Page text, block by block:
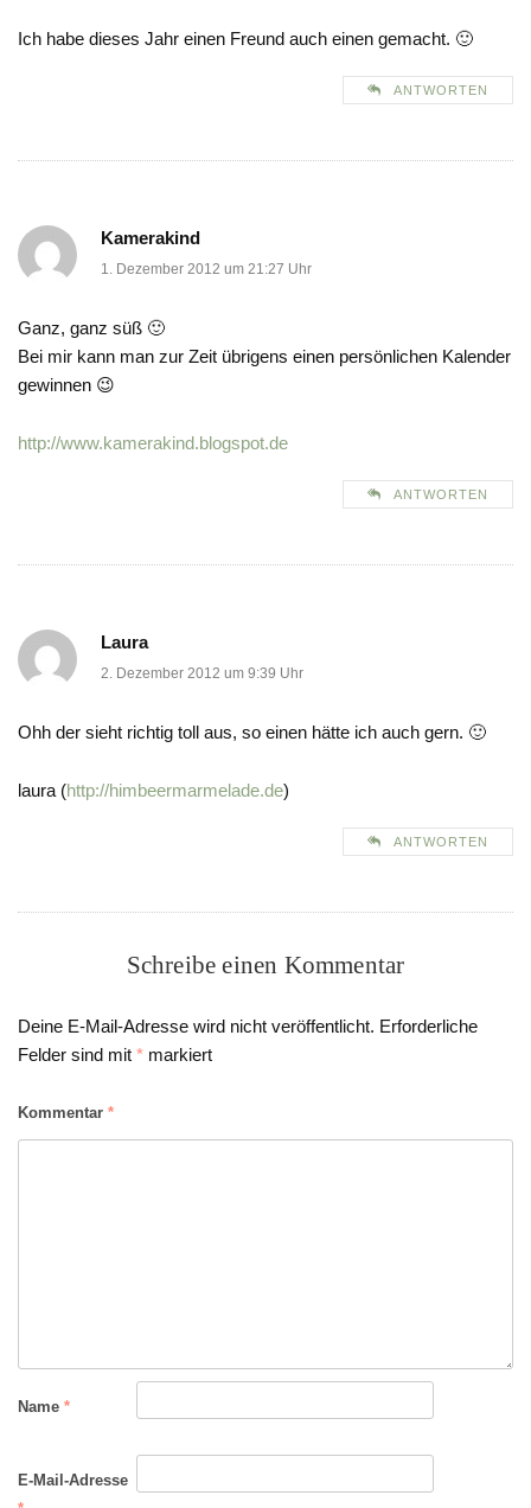
Ich habe dieses Jahr einen Freund auch einen gemacht. 🙂
ANTWORTEN
Kamerakind
1. Dezember 2012 um 21:27 Uhr
Ganz, ganz süß 🙂
Bei mir kann man zur Zeit übrigens einen persönlichen Kalender
gewinnen 😉
http://www.kamerakind.blogspot.de
ANTWORTEN
Laura
2. Dezember 2012 um 9:39 Uhr
Ohh der sieht richtig toll aus, so einen hätte ich auch gern. 🙂
laura (http://himbeermarmelade.de)
ANTWORTEN
Schreibe einen Kommentar
Deine E-Mail-Adresse wird nicht veröffentlicht. Erforderliche
Felder sind mit * markiert
Kommentar *
Name *
E-Mail-Adresse